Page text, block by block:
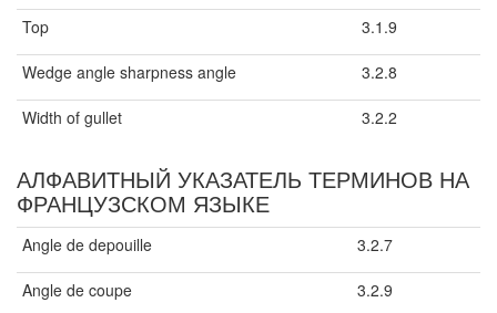
Top 3.1.9
Wedge angle sharpness angle 3.2.8
Width of gullet 3.2.2
АЛФАВИТНЫЙ УКАЗАТЕЛЬ ТЕРМИНОВ НА
ФРАНЦУЗСКОМ ЯЗЫКЕ
Angle de depouille 3.2.7
Angle de coupe 3.2.9